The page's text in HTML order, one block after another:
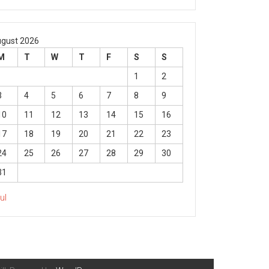
2026
T W T F S
S
1
2
4 5 6 7 8
9
11 12 13 14 15
16
18 19 20 21 22
23
25 26 27 28 29
30